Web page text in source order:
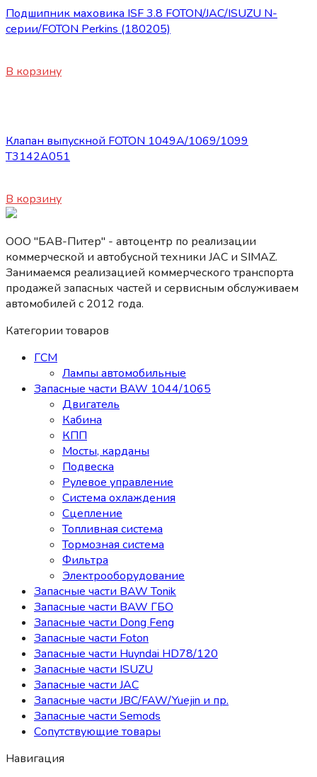
Подшипник маховика ISF 3.8 FOTON/JAC/ISUZU N-
серии/FOTON Perkins (180205)
В корзину
Клапан выпускной FOTON 1049А/1069/1099
Т3142А051
В корзину
ООО "БАВ-Питер" - автоцентр по реализации
коммерческой и автобусной техники JAC и SIMAZ.
Занимаемся реализацией коммерческого транспорта
продажей запасных частей и сервисным обслуживаем
автомобилей c 2012 года.
Категории товаров
ГСМ
Лампы автомобильные
Запасные части BAW 1044/1065
Двигатель
Кабина
КПП
Мосты, карданы
Подвеска
Рулевое управление
Система охлаждения
Сцепление
Топливная система
Тормозная система
Фильтра
Электрооборудование
Запасные части BAW Tonik
Запасные части BAW ГБО
Запасные части Dong Feng
Запасные части Foton
Запасные части Huyndai HD78/120
Запасные части ISUZU
Запасные части JAC
Запасные части JBC/FAW/Yuejin и пр.
Запасные части Semods
Сопутствующие товары
Навигация